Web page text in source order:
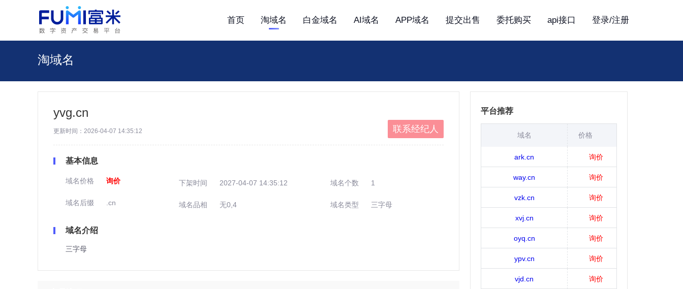
首页 淘域名 白金域名 AI域名 APP域名 提交出售 委托购买 api接口 登录/注册
淘域名
yvg.cn
更新时间：2026-04-07 14:35:12 联系经纪人
基本信息
域名价格 询价 下架时间 2027-04-07 14:35:12 域名个数 1
域名后缀 .cn 域名品相 无0,4 域名类型 三字母
域名介绍
三字母
平台推荐
域名 价格
ark.cn 询价
way.cn 询价
vzk.cn 询价
xvj.cn 询价
oyq.cn 询价
ypv.cn 询价
vjd.cn 询价